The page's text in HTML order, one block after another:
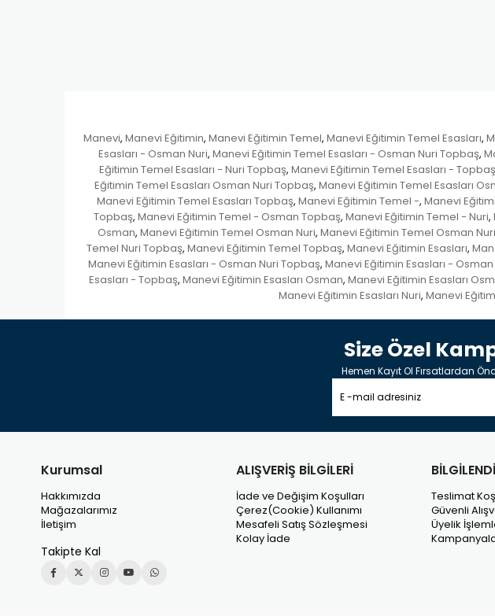
Manevi, Manevi Eğitimin, Manevi Eğitimin Temel, Manevi Eğitimin Temel Esasları,
Esasları - Osman Nuri, Manevi Eğitimin Temel Esasları - Osman Nuri Topbaş,
Eğitimin Temel Esasları - Nuri Topbaş, Manevi Eğitimin Temel Esasları - Topbaş
Eğitimin Temel Esasları Osman Nuri Topbaş, Manevi Eğitimin Temel Esasları
Manevi Eğitimin Temel Esasları Topbaş, Manevi Eğitimin Temel -, Manevi
Topbaş, Manevi Eğitimin Temel - Osman Topbaş, Manevi Eğitimin Temel - Nuri,
Osman, Manevi Eğitimin Temel Osman Nuri, Manevi Eğitimin Temel Osman
Temel Nuri Topbaş, Manevi Eğitimin Temel Topbaş, Manevi Eğitimin Esasları,
Manevi Eğitimin Esasları - Osman Nuri Topbaş, Manevi Eğitimin Esasları -
Esasları - Topbaş, Manevi Eğitimin Esasları Osman, Manevi Eğitimin Esasları
Manevi Eğitimin Esasları Nuri, Manevi
Size Özel
Hemen Kayıt Ol Fırsatlardan
Kurumsal
Hakkımızda
Mağazalarımız
İletişim
Takipte Kal
ALIŞVERİŞ BİLGİLERİ
İade ve Değişim Koşulları
Çerez(Cookie) Kullanımı
Mesafeli Satış Sözleşmesi
Kolay İade
Teslimat
Güvenli
Üyelik